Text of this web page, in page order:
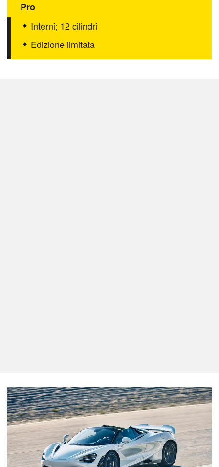
Pro
Interni; 12 cilindri
Edizione limitata